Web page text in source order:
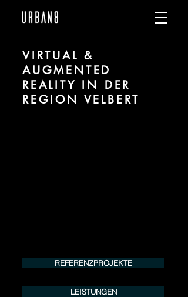
VIRTUAL &
AUGMENTED
REALITY IN DER
REGION VELBERT
REFERENZPROJEKTE
LEISTUNGEN